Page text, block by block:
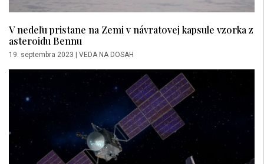
V nedeľu pristane na Zemi v návratovej kapsule vzorka z
asteroidu Bennu
19. septembra 2023 VEDA NA DOSAH